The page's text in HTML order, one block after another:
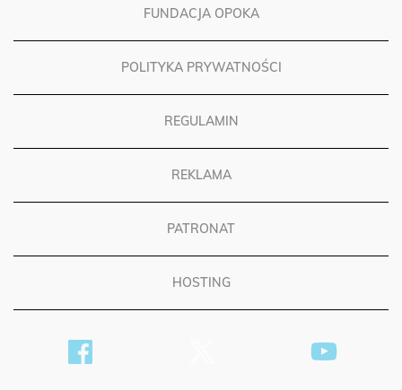
FUNDACJA OPOKA
POLITYKA PRYWATNOŚCI
REGULAMIN
REKLAMA
PATRONAT
HOSTING